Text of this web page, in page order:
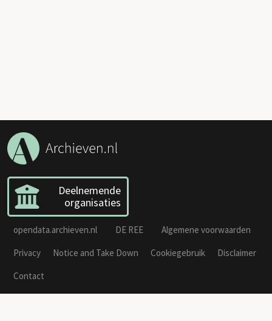
Deelnemende
organisaties
opendata.archieven.nl DE REE
Algemene voorwaarden
Privacy
Notice and Take Down Cookiegebruik
Disclaimer
Contact